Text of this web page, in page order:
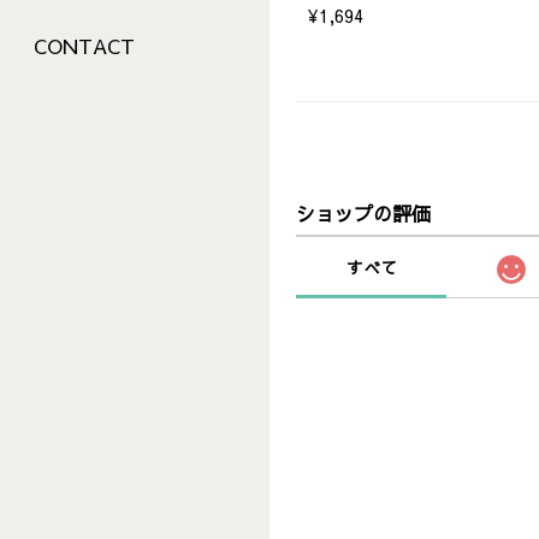
CONTACT
¥1,694
ショップの評価
すべて